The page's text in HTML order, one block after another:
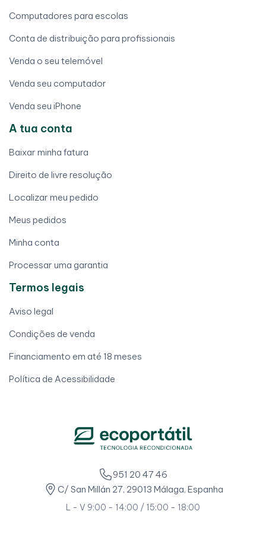
Computadores para escolas
Conta de distribuição para profissionais
Venda o seu telemóvel
Venda seu computador
Venda seu iPhone
A tua conta
Baixar minha fatura
Direito de livre resolução
Localizar meu pedido
Meus pedidos
Minha conta
Processar uma garantia
Termos legais
Aviso legal
Condições de venda
Financiamento em até 18 meses
Política de Acessibilidade
951 20 47 46
C/ San Millán 27, 29013 Málaga, Espanha
L - V 9:00 - 14:00 / 15:00 - 18:00